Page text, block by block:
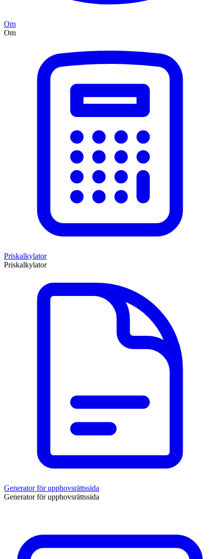
Om
Om
Priskalkylator
Priskalkylator
Generator för upphovsrättssida
Generator för upphovsrättssida